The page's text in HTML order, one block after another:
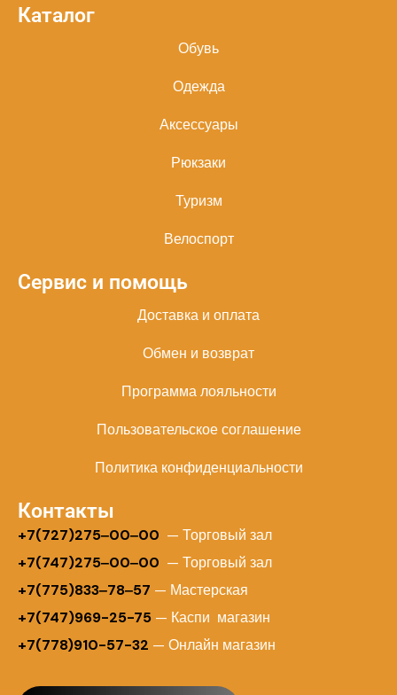
Каталог
Обувь
Одежда
Аксессуары
Рюкзаки
Туризм
Велоспорт
Сервис и помощь
Доставка и оплата
Обмен и возврат
Программа лояльности
Пользовательское соглашение
Политика конфиденциальности
Контакты
+7(727)275‒00‒00 — Торговый зал
+7(747)275‒00‒00 — Торговый зал
+7(775)833‒78‒57 — Мастерская
+7(747)969-25-75 — Каспи магазин
+7(778)910-57-32 — Онлайн магазин